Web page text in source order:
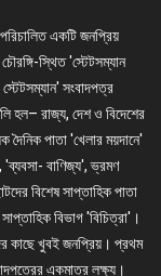
একটি জনপ্রিয়
স্থিত 'স্টেটসম্যান
সংবাদপত্র
হল– রাজ্য, দেশ ও বিদেশের
পাতা 'খেলার ময়দানে'
'ব্যবসা- বাণিজ্য', ভ্রমণ
বিশেষ সাপ্তাহিক পাতা
বিভাগ 'বিচিত্রা'।
কাছে খুবই জনপ্রিয়। প্রথম
একমাত্র লক্ষ্য।